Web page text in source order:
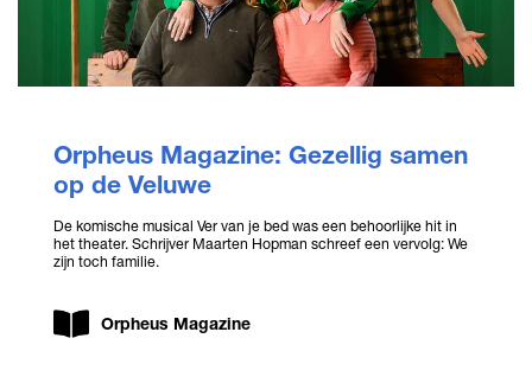
Orpheus Magazine: Gezellig samen
op de Veluwe
De komische musical Ver van je bed was een behoorlijke hit in
het theater. Schrijver Maarten Hopman schreef een vervolg: We
zijn toch familie.
Orpheus Magazine